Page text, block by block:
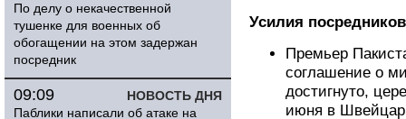
По делу о некачественной
тушенке для военных об
обогащении на этом задержан
посредник
НОВОСТЬ ДНЯ
09:09
Паблики написали об атаке на
Усилия
Премьер
соглашение о
достигнуто,
июня в